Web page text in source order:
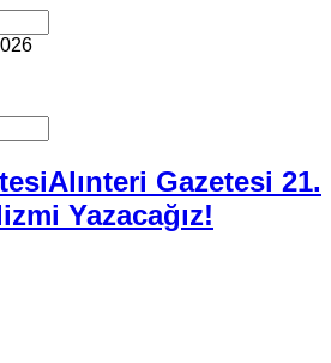
Alınteri Gazetesi 21.
Yazacağız!